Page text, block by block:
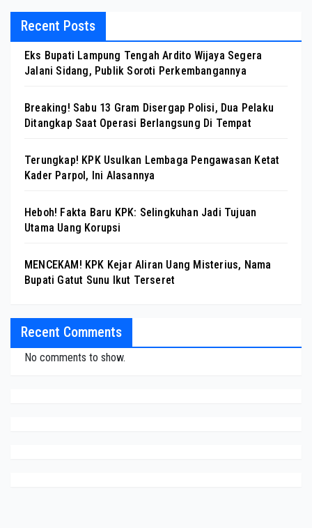
Recent Posts
Eks Bupati Lampung Tengah Ardito Wijaya Segera
Jalani Sidang, Publik Soroti Perkembangannya
Breaking! Sabu 13 Gram Disergap Polisi, Dua Pelaku
Ditangkap Saat Operasi Berlangsung Di Tempat
Terungkap! KPK Usulkan Lembaga Pengawasan Ketat
Kader Parpol, Ini Alasannya
Heboh! Fakta Baru KPK: Selingkuhan Jadi Tujuan
Utama Uang Korupsi
MENCEKAM! KPK Kejar Aliran Uang Misterius, Nama
Bupati Gatut Sunu Ikut Terseret
Recent Comments
No comments to show.